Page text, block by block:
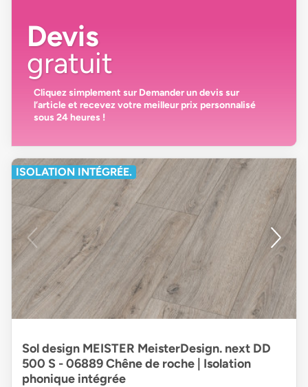
Devis
gratuit
Cliquez simplement sur Demander un devissur
l’article et recevez votremeilleur prix personnalisé
sous 24 heures !
ISOLATION INTÉGRÉE.
Sol design MEISTER MeisterDesign. next DD
500 S - 06889 Chêne de roche | Isolation
phonique intégrée